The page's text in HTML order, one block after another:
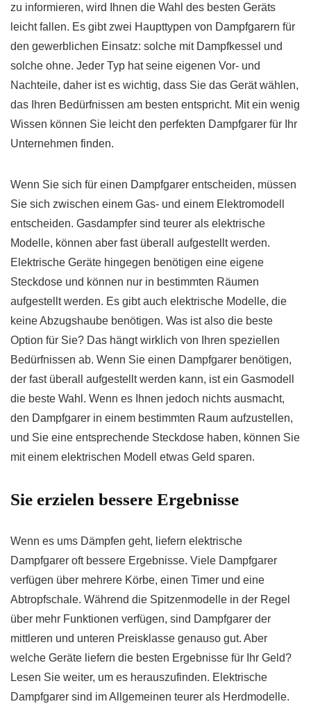
zu informieren, wird Ihnen die Wahl des besten Geräts
leicht fallen. Es gibt zwei Haupttypen von Dampfgarern für
den gewerblichen Einsatz: solche mit Dampfkessel und
solche ohne. Jeder Typ hat seine eigenen Vor- und
Nachteile, daher ist es wichtig, dass Sie das Gerät wählen,
das Ihren Bedürfnissen am besten entspricht. Mit ein wenig
Wissen können Sie leicht den perfekten Dampfgarer für Ihr
Unternehmen finden.
Wenn Sie sich für einen Dampfgarer entscheiden, müssen
Sie sich zwischen einem Gas- und einem Elektromodell
entscheiden. Gasdampfer sind teurer als elektrische
Modelle, können aber fast überall aufgestellt werden.
Elektrische Geräte hingegen benötigen eine eigene
Steckdose und können nur in bestimmten Räumen
aufgestellt werden. Es gibt auch elektrische Modelle, die
keine Abzugshaube benötigen. Was ist also die beste
Option für Sie? Das hängt wirklich von Ihren speziellen
Bedürfnissen ab. Wenn Sie einen Dampfgarer benötigen,
der fast überall aufgestellt werden kann, ist ein Gasmodell
die beste Wahl. Wenn es Ihnen jedoch nichts ausmacht,
den Dampfgarer in einem bestimmten Raum aufzustellen,
und Sie eine entsprechende Steckdose haben, können Sie
mit einem elektrischen Modell etwas Geld sparen.
Sie erzielen bessere Ergebnisse
Wenn es ums Dämpfen geht, liefern elektrische
Dampfgarer oft bessere Ergebnisse. Viele Dampfgarer
verfügen über mehrere Körbe, einen Timer und eine
Abtropfschale. Während die Spitzenmodelle in der Regel
über mehr Funktionen verfügen, sind Dampfgarer der
mittleren und unteren Preisklasse genauso gut. Aber
welche Geräte liefern die besten Ergebnisse für Ihr Geld?
Lesen Sie weiter, um es herauszufinden. Elektrische
Dampfgarer sind im Allgemeinen teurer als Herdmodelle.